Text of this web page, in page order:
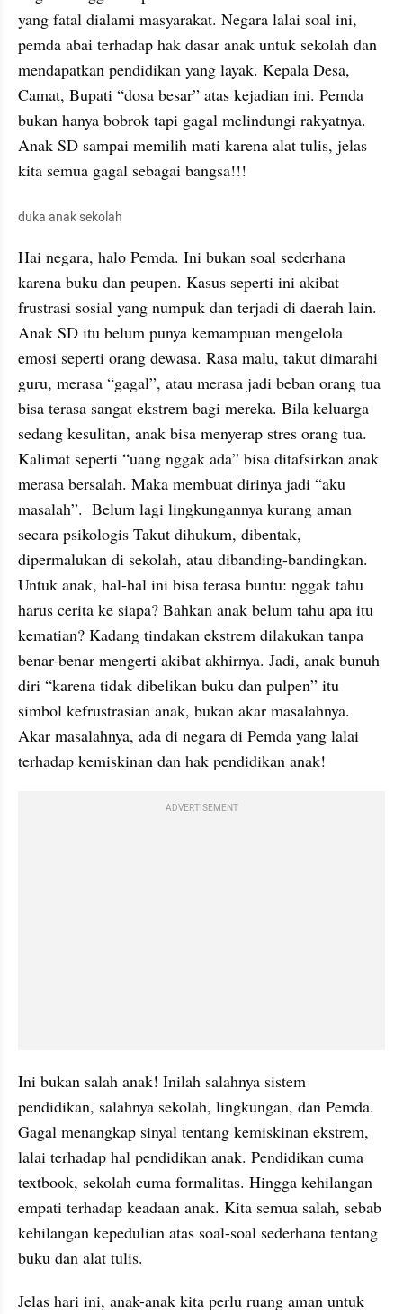
yang fatal dialami masyarakat. Negara lalai soal ini,
pemda abai terhadap hak dasar anak untuk sekolah dan
mendapatkan pendidikan yang layak. Kepala Desa,
Camat, Bupati “dosa besar” atas kejadian ini. Pemda
bukan hanya bobrok tapi gagal melindungi rakyatnya.
Anak SD sampai memilih mati karena alat tulis, jelas
kita semua gagal sebagai bangsa!!!
duka anak sekolah
Hai negara, halo Pemda. Ini bukan soal sederhana
karena buku dan peupen. Kasus seperti ini akibat
frustrasi sosial yang numpuk dan terjadi di daerah lain.
Anak SD itu belum punya kemampuan mengelola
emosi seperti orang dewasa. Rasa malu, takut dimarahi
guru, merasa “gagal”, atau merasa jadi beban orang tua
bisa terasa sangat ekstrem bagi mereka. Bila keluarga
sedang kesulitan, anak bisa menyerap stres orang tua.
Kalimat seperti “uang nggak ada” bisa ditafsirkan anak
merasa bersalah. Maka membuat dirinya jadi “aku
masalah”.  Belum lagi lingkungannya kurang aman
secara psikologis Takut dihukum, dibentak,
dipermalukan di sekolah, atau dibanding-bandingkan.
Untuk anak, hal-hal ini bisa terasa buntu: nggak tahu
harus cerita ke siapa? Bahkan anak belum tahu apa itu
kematian? Kadang tindakan ekstrem dilakukan tanpa
benar-benar mengerti akibat akhirnya. Jadi, anak bunuh
diri “karena tidak dibelikan buku dan pulpen” itu
simbol kefrustrasian anak, bukan akar masalahnya.
Akar masalahnya, ada di negara di Pemda yang lalai
terhadap kemiskinan dan hak pendidikan anak!
ADVERTISEMENT
Ini bukan salah anak! Inilah salahnya sistem
pendidikan, salahnya sekolah, lingkungan, dan Pemda.
Gagal menangkap sinyal tentang kemiskinan ekstrem,
lalai terhadap hal pendidikan anak. Pendidikan cuma
textbook, sekolah cuma formalitas. Hingga kehilangan
empati terhadap keadaan anak. Kita semua salah, sebab
kehilangan kepedulian atas soal-soal sederhana tentang
buku dan alat tulis.
Jelas hari ini, anak-anak kita perlu ruang aman untuk